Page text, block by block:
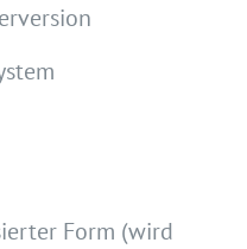
Form (wird